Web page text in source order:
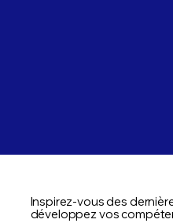
Inspirez-vous des
développez vos